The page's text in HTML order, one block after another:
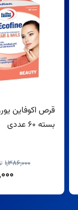
قرص اکوفاین
بسته 60 عددی
1,386,000